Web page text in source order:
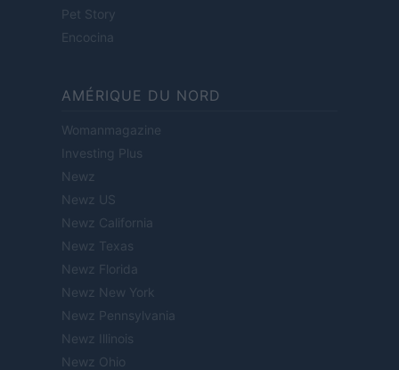
Pet Story
Encocina
AMÉRIQUE DU NORD
Womanmagazine
Investing Plus
Newz
Newz US
Newz California
Newz Texas
Newz Florida
Newz New York
Newz Pennsylvania
Newz Illinois
Newz Ohio